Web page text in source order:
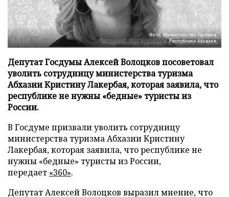
Фото: Министерство туризма
Республики Абхазия
Депутат Госдумы Алексей Волоцков посоветовал
уволить сотрудницу министерства туризма
Абхазии Кристину Лакербая, которая заявила, что
республике не нужны «бедные» туристы из
России.
В Госдуме призвали уволить сотрудницу
министерства туризма Абхазии Кристину
Лакербая, которая заявила, что республике не
нужны «бедные» туристы из России,
передает «360».
Депутат Алексей Волоцков выразил мнение, что